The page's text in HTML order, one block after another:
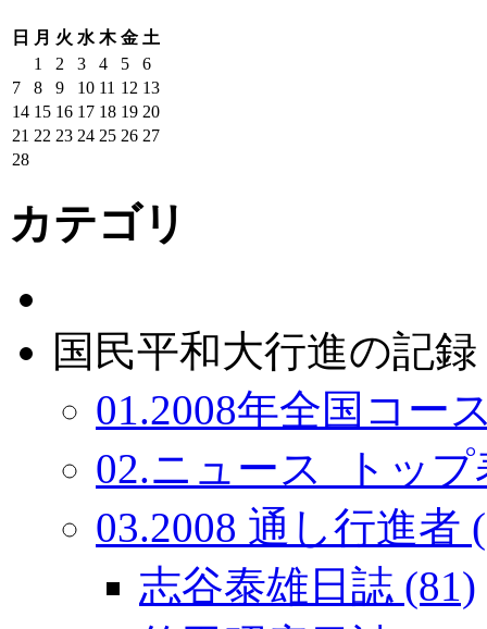
日 月 火 水 木 金 土
1
2 3 4 5
6
7
8 9 10 11 12 13
14 15 16 17 18 19 20
21 22 23 24 25 26 27
28
カテゴリ
国民平和大行進の記録
01.2008年全国コー
02.ニュース_トップ
03.2008 通し行進者
志谷泰雄日誌 (81)